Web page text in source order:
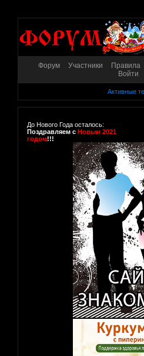
Форум Участники Правила
Войти
Активные
До Нового Года осталось:
Поздравляем с Новым 2021
годом!!!